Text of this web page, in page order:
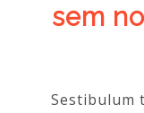
sem
Sestibulum